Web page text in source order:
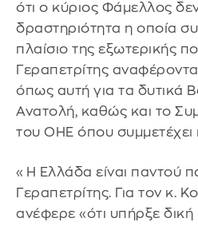
ότι ο κύριος Φάμελλος
δραστηριότητα η οποία
πλαίσιο της εξωτερικής
Γεραπετρίτης
όπως αυτή για τα δυτικά
Ανατολή, καθώς και το
του ΟΗΕ όπου συμμετέχει
«Η Ελλάδα είναι παντού
Γεραπετρίτης. Για τον κ.
ανέφερε «ότι υπήρξε